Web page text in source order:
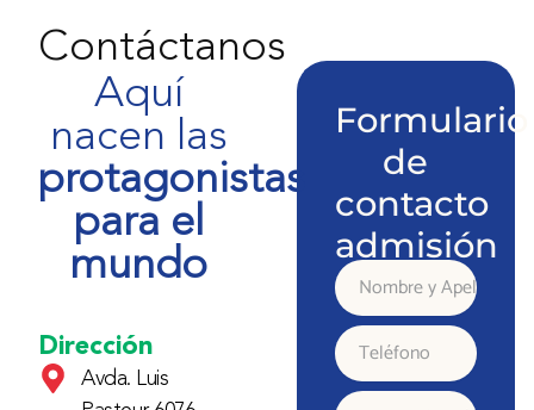
Contáctanos
Aquí
nacen las
protagonistas
para el
mundo
Dirección
Avda. Luis
Formulario
de
contacto
admisión
Nombre
y
Apellido
Teléfono